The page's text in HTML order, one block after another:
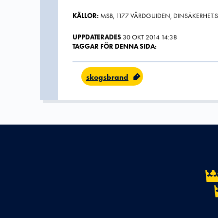
KÄLLOR: MSB, 1177 VÅRDGUIDEN,
UPPDATERADES 30 OKT 2014 14:38
TAGGAR FÖR DENNA SIDA:
skogsbrand